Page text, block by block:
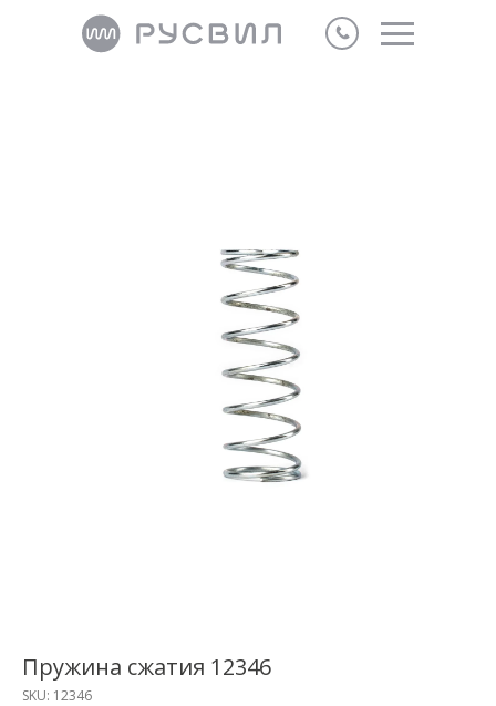
Пружина сжатия 12346
SKU: 12346